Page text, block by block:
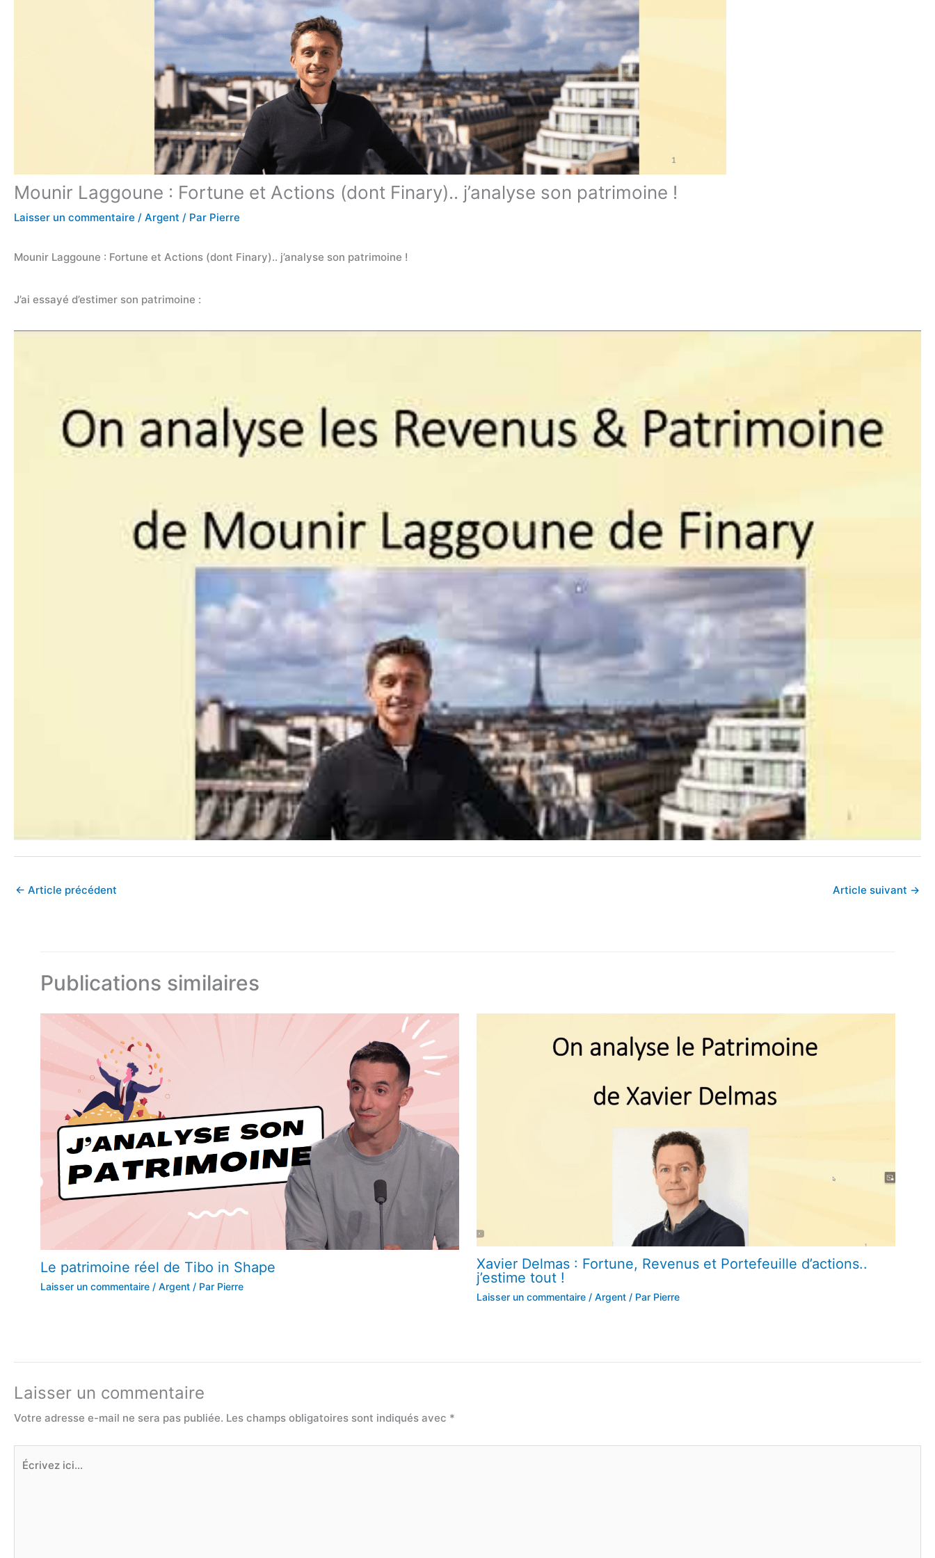
Mounir Laggoune : Fortune et Actions (dont Finary).. j’analyse son patrimoine !
Laisser un commentaire / Argent / Par Pierre
Mounir Laggoune : Fortune et Actions (dont Finary).. j’analyse son patrimoine !
J’ai essayé d’estimer son patrimoine :
← Article précédent Article suivant →
Publications similaires
Le patrimoine réel de Tibo in Shape
Laisser un commentaire / Argent/ Par Pierre
Xavier Delmas : Fortune, Revenus et Portefeuille d’actions..
j’estime tout !
Laisser un commentaire / Argent/ Par Pierre
Laisser un commentaire
Votre adresse e-mail ne sera pas publiée. Les champs obligatoires sont indiqués avec *
Écrivez